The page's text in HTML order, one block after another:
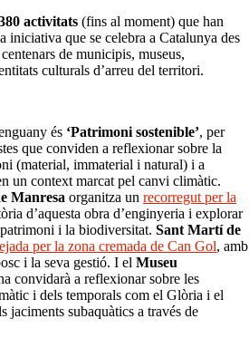
activitats (fins al moment) que han
iniciativa que se celebra a Catalunya des
de municipis, museus,
culturals d’arreu del territori.
és ‘Patrimoni sostenible’, per
que conviden a reflexionar sobre la
(material, immaterial i natural) i a
un context marcat pel canvi climàtic.
Manresa organitza un recorregut per la
d’aquesta obra d’enginyeria i explorar
i la biodiversitat. Sant Martí de
per la zona cremada de Can Gol, amb
i la seva gestió. I el Museu
convidarà a reflexionar sobre les
i dels temporals com el Glòria i el
jaciments subaquàtics a través de